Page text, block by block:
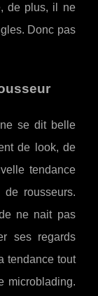
de plus, il ne
Donc pas
se dit belle
de look, de
tendance
rousseurs.
ne nait pas
ses regards
tendance tout
microblading.